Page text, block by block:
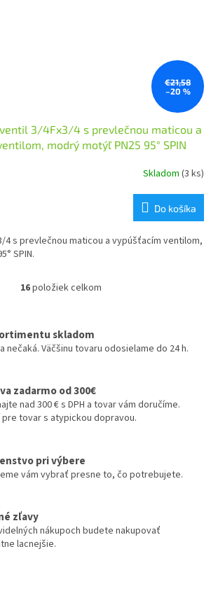
€21,58
–20 %
ventil 3/4Fx3/4 s prevlečnou maticou a
modrý motýľ PN25 95° SPIN
Skladom (3 ks)
Do košíka
4 s prevlečnou maticou a vypúšťacím ventilom,
SPIN.
O
á
d
i
e
p
r
k
y
v
s
16položiek celkom
skladom
nečaká. Väčšinu tovaru odosielame do 24 h.
zadarmo od 300€
nad 300 € s DPH a tovar vám doručíme.
tovar s atypickou dopravou.
pri výbere
vám vybrať presne to, čo potrebujete.
zľavy
nákupoch budete nakupovať
lacnejšie.